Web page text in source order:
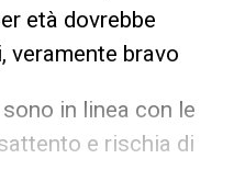
età dovrebbe
veramente bravo
in linea con le
e rischia di